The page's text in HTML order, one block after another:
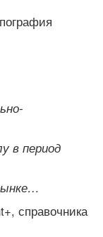
в период
+, справочника